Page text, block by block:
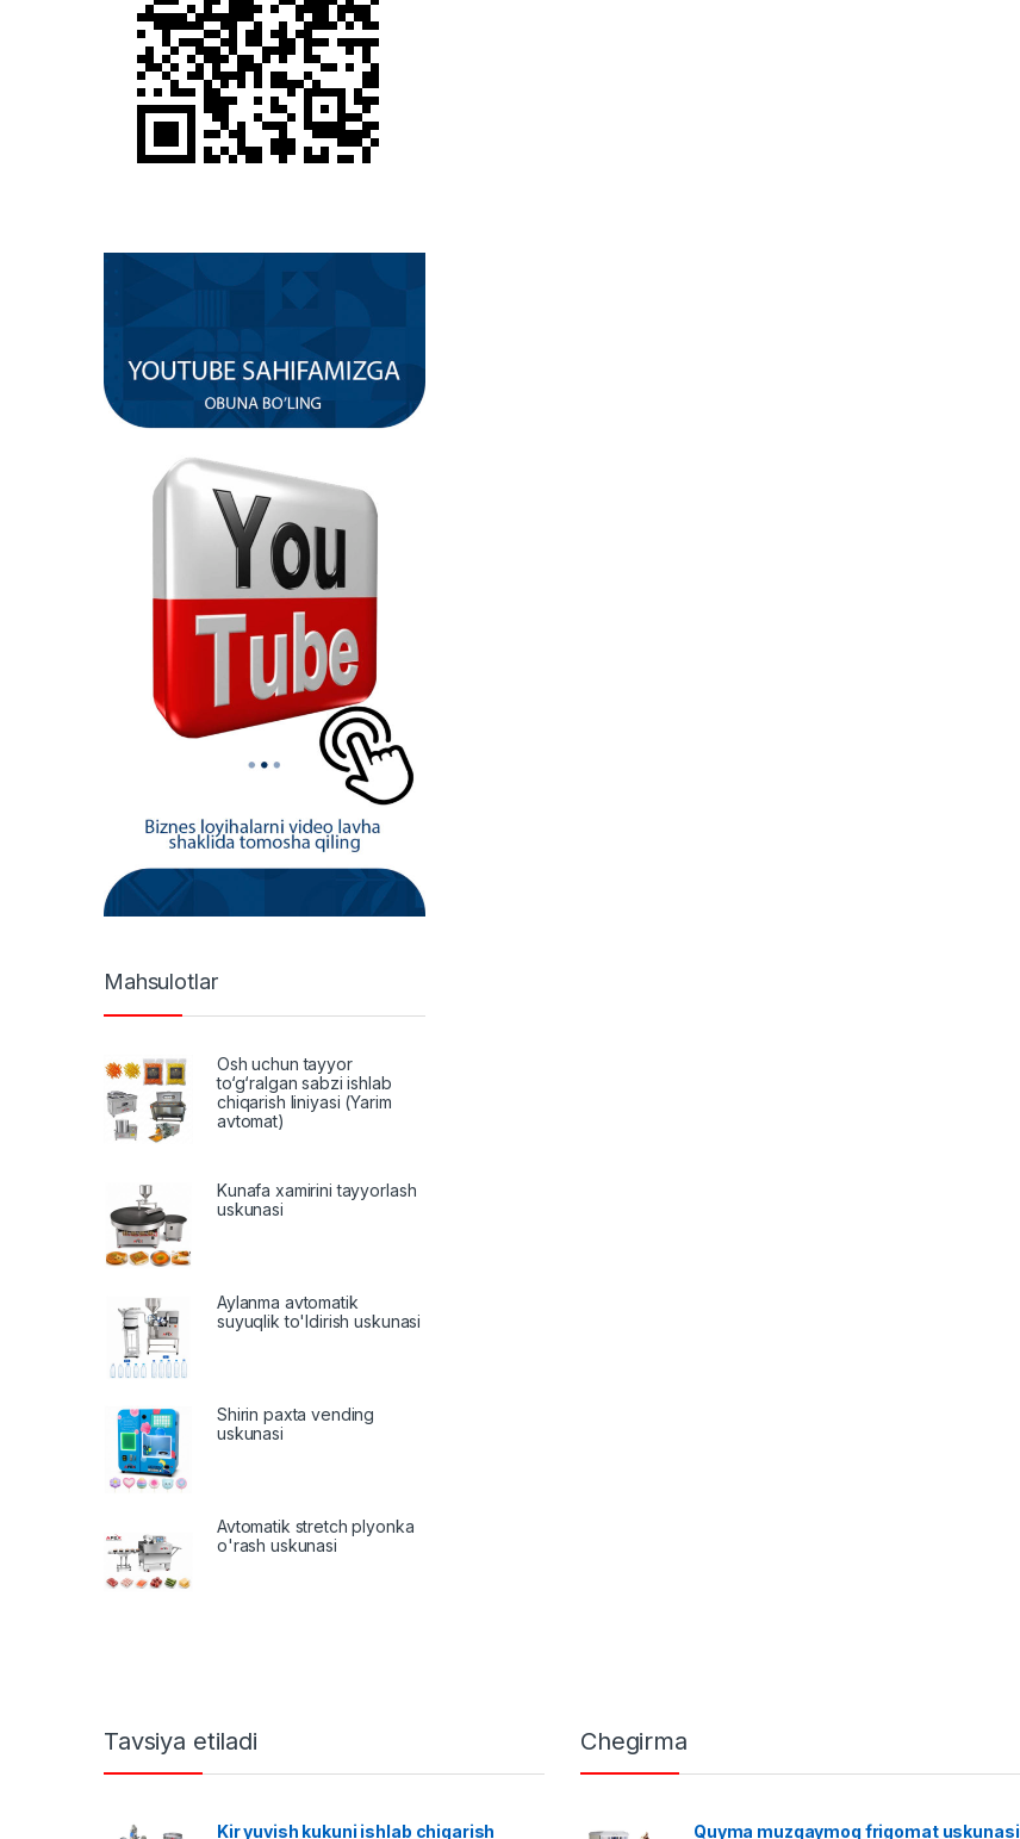
Mahsulotlar
Osh uchun tayyor
to‘g‘ralgan sabzi ishlab
chiqarish liniyasi (Yarim
avtomat)
Kunafa xamirini tayyorlash
uskunasi
Aylanma avtomatik
suyuqlik to'ldirish uskunasi
Shirin paxta vending
uskunasi
Avtomatik stretch plyonka
o'rash uskunasi
Tavsiya etiladi
Kir yuvish kukuni ishlab chiqarish
Chegirma
Quyma muzqaymoq frigomat uskunasi